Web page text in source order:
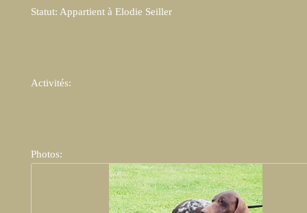
Statut: Appartient à Elodie Seiller
Activités:
Photos: